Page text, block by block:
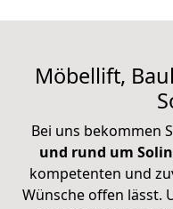
Möbellift,
Bei uns bekommen
und rund um
kompetenten und
Wünsche offen lässt.